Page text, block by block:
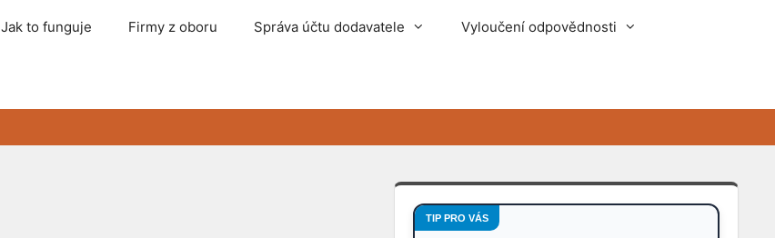
Jak to funguje Firmy z oboru Správa účtu dodavatele Vyloučení odpovědnosti
TIP PRO VÁS